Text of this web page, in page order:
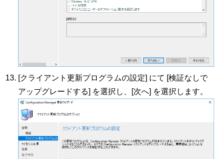
[クライアント更新プログラムの設定] にて [検証なしで
アップグレードする] を選択し、[次へ] を選択します。